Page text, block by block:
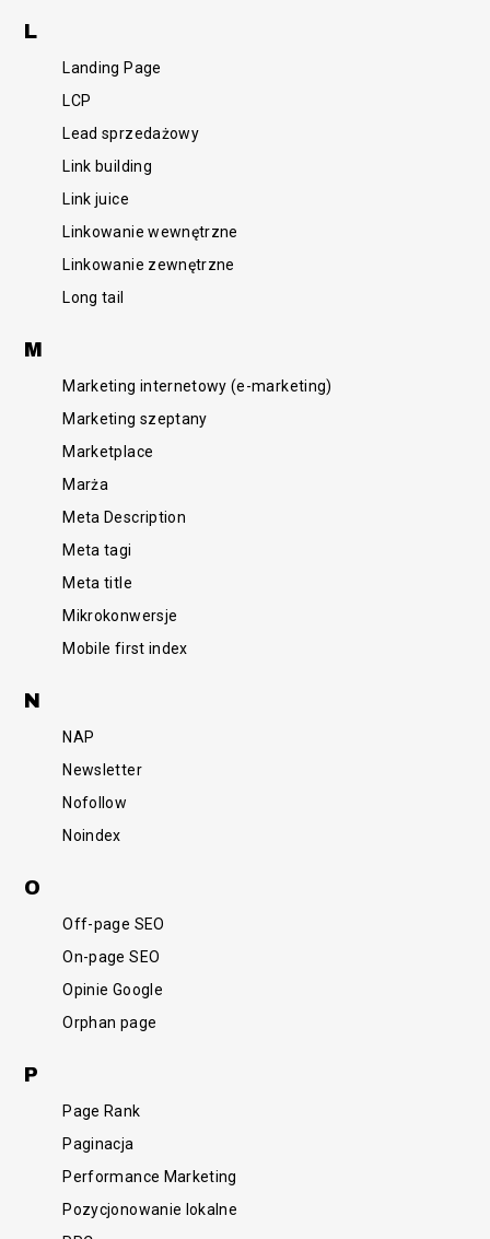
L
Landing Page
LCP
Lead sprzedażowy
Link building
Link juice
Linkowanie wewnętrzne
Linkowanie zewnętrzne
Long tail
M
Marketing internetowy (e-marketing)
Marketing szeptany
Marketplace
Marża
Meta Description
Meta tagi
Meta title
Mikrokonwersje
Mobile first index
N
NAP
Newsletter
Nofollow
Noindex
O
Off-page SEO
On-page SEO
Opinie Google
Orphan page
P
Page Rank
Paginacja
Performance Marketing
Pozycjonowanie lokalne